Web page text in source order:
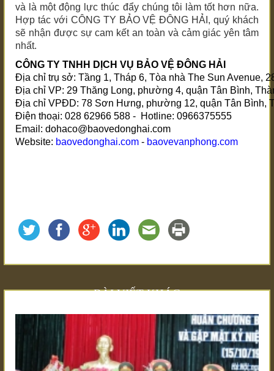
và là một động lực thúc đẩy chúng tôi làm tốt hơn nữa.
Hợp tác với CÔNG TY BẢO VỆ ĐÔNG HẢI, quý khách
sẽ nhận được sự cam kết an toàn và cảm giác yên tâm
nhất.
CÔNG TY TNHH DỊCH VỤ BẢO VỆ ĐÔNG HẢI
Địa chỉ trụ sở: Tầng 1, Tháp 6, Tòa nhà The Sun Avenue,
Địa chỉ VP: 29 Thăng Long, phường 4, quận Tân Bình,
Địa chỉ VPĐD: 78 Sơn Hưng, phường 12, quận Tân Bình,
Điện thoại: 028 62966 588 - Hotline: 0966375555
Email: dohaco@baovedonghai.com
Website: baovedonghai.com - baovevanphong.com
BÀI VIẾT KHÁC